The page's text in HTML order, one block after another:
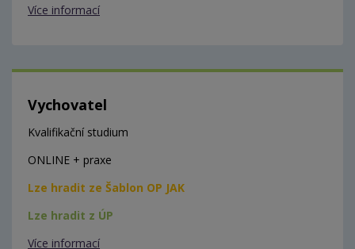
Více informací
Vychovatel
Kvalifikační studium
ONLINE + praxe
Lze hradit ze Šablon OP JAK
Lze hradit z ÚP
Více informací